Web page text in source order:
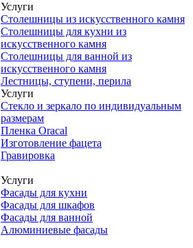
Услуги
Столешницы из искусственного камня
Столешницы для кухни из
искусственного камня
Столешницы для ванной из
искусственного камня
Лестницы, ступени, перила
Услуги
Стекло и зеркало по индивидуальным
размерам
Пленка Oracal
Изготовление фацета
Гравировка
Услуги
Фасады для кухни
Фасады для шкафов
Фасады для ванной
Алюминиевые фасады